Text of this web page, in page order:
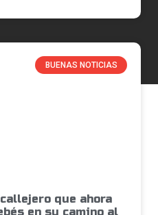
BUENAS NOTICIAS
que ahora
en su camino al